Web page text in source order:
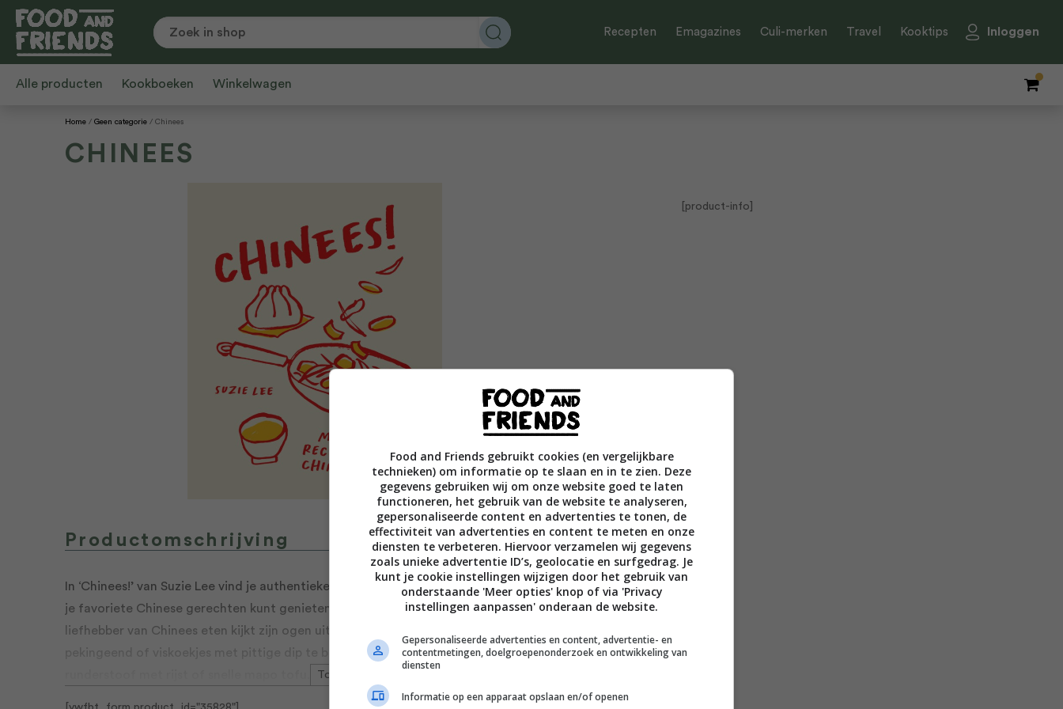
Recepten Emagazines Culi-merken Travel Kooktips Inloggen
Alle producten Kookboeken Winkelwagen
Home Geen categorie Chinees
CHINEES
Productomschrijving
In ‘Chinees!’ van Suzie Lee vind je authentieke Chinese recepten waarmee je gewoon thuis van
je favoriete Chinese gerechten kunt genieten. Zowel de beginnend kok als de fervente
liefhebber van Chinees eten kijkt zijn ogen uit in ‘Chinees!’. Leef je uit door pannenkoekjes met
pekingeend of viskoekjes met pittige dip te bereiden of ga voor een smakelijke eenpans-
runderstoof met rijst of snelle mapo tofu. Ook heerlijke recepten voor dimsum, chili-olie en
noedels mogen niet ontbreken. Dit handige kookboek staat bomvol tips, leuke anekdotes en
Toon meer
[product-info]
Food and Friends gebruikt cookies (en vergelijkbare
technieken) om informatie op te slaan en in te zien. Deze
gegevens gebruiken wij om onze website goed te laten
functioneren, het gebruik van de website te analyseren,
gepersonaliseerde content en advertenties te tonen, de
effectiviteit van advertenties en content te meten en onze
diensten te verbeteren. Hiervoor verzamelen wij gegevens
zoals unieke advertentie ID’s, geolocatie en surfgedrag. Je
kunt je cookie instellingen wijzigen door het gebruik van
onderstaande 'Meer opties' knop of via 'Privacy
instellingen aanpassen' onderaan de website.
Gepersonaliseerde advertenties en content, advertentie- en
contentmetingen, doelgroepenonderzoek en ontwikkeling van
diensten
Informatie op een apparaat opslaan en/of openen